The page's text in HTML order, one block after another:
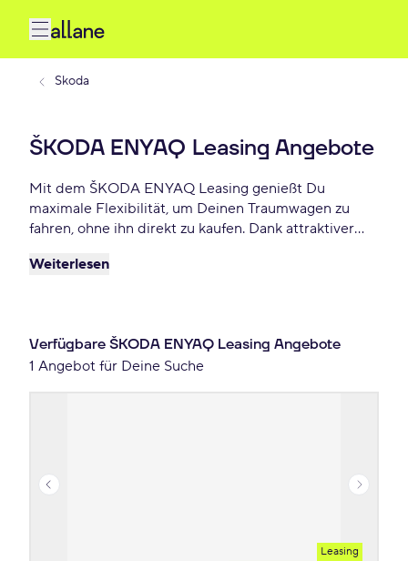
Skoda
ŠKODA ENYAQ Leasing Angebote
Mit dem ŠKODA ENYAQ Leasing genießt Du
maximale Flexibilität, um Deinen Traumwagen zu
fahren, ohne ihn direkt zu kaufen. Dank attraktiver
monatlichen Raten bietet ŠKODA ENYAQ Leasing
monatlich.
Weiterlesen
Verfügbare ŠKODA ENYAQ Leasing Angebote
1 Angebot für Deine Suche
Leasing